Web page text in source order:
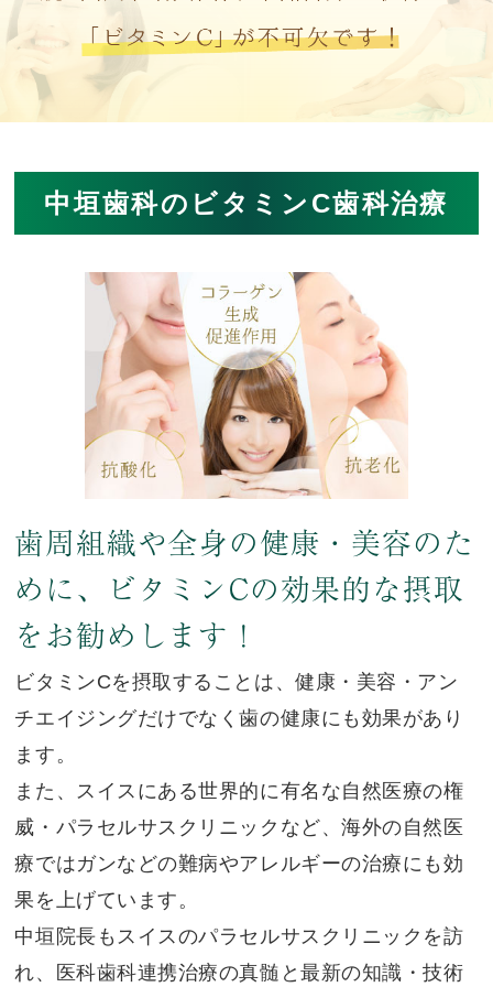
中垣歯科のビタミンC歯科治療
歯周組織や全身の健康・美容のた
めに、
ビタミンCの効果的な摂取
をお勧めします！
ビタミンCを摂取することは、健康・美容・アン
チエイジングだけでなく歯の健康にも効果があり
ます。
また、スイスにある世界的に有名な自然医療の権
威・パラセルサスクリニックなど、海外の自然医
療ではガンなどの難病やアレルギーの治療にも効
果を上げています。
中垣院長もスイスのパラセルサスクリニックを訪
れ、医科歯科連携治療の真髄と最新の知識・技術